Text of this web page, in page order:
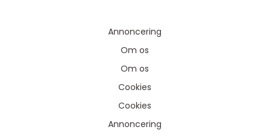
Annoncering
Om os
Om os
Cookies
Cookies
Annoncering